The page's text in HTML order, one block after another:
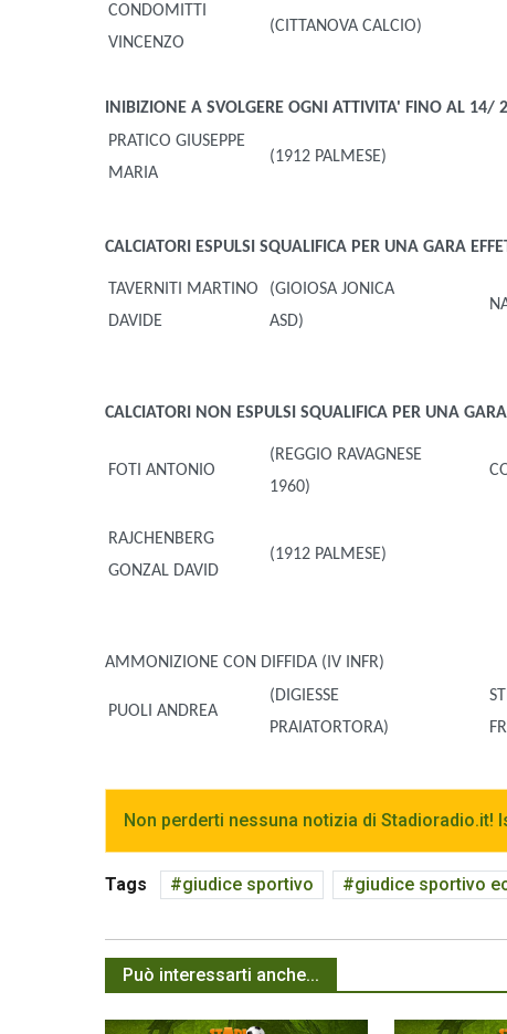
CONDOMITTI
VINCENZO
(CITTANOVA CALCIO)
INIBIZIONE A SVOLGERE OGNI ATTIVITA' FINO AL 14/
PRATICO GIUSEPPE
MARIA
(1912 PALMESE)
CALCIATORI ESPULSI SQUALIFICA PER UNA GARA
TAVERNITI MARTINO
DAVIDE
(GIOIOSA JONICA
ASD)
CALCIATORI NON ESPULSI SQUALIFICA PER UNA
FOTI ANTONIO
(REGGIO RAVAGNESE
1960)
RAJCHENBERG
GONZAL DAVID
(1912 PALMESE)
AMMONIZIONE CON DIFFIDA (IV INFR)
PUOLI ANDREA
(DIGIESSE
PRAIATORTORA)
Non perderti nessuna notizia di Stadioradio.it!
Tags giudice sportivo giudice sportivo
Può interessarti anche...